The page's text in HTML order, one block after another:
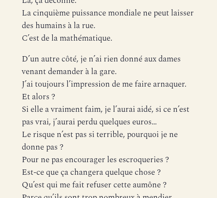
La cinquième puissance mondiale ne peut laisser
des humains à la rue.
C’est de la mathématique.
D’un autre côté, je n’ai rien donné aux dames
venant demander à la gare.
J’ai toujours l’impression de me faire arnaquer.
Et alors ?
Si elle a vraiment faim, je l’aurai aidé, si ce n’est
pas vrai, j’aurai perdu quelques euros…
Le risque n’est pas si terrible, pourquoi je ne
donne pas ?
Pour ne pas encourager les escroqueries ?
Est-ce que ça changera quelque chose ?
Qu’est qui me fait refuser cette aumône ?